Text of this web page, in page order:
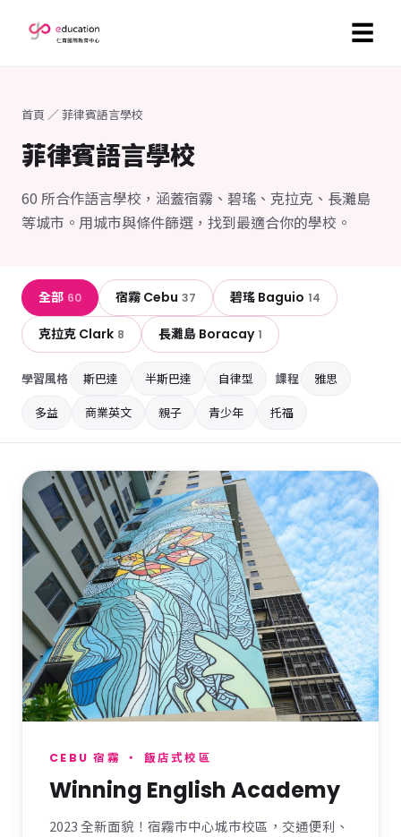
☰
首頁 ／ 菲律賓語言學校
菲律賓語言學校
60 所合作語言學校，涵蓋宿霧、碧瑤、克拉克、長灘島
等城市。用城市與條件篩選，找到最適合你的學校。
全部 60 宿霧 Cebu 37 碧瑤 Baguio 14
克拉克 Clark 8 長灘島 Boracay 1
學習風格 斯巴達 半斯巴達 自律型 課程
雅思
多益
商業英文 親子 青少年 托福
⭐ 精選首推
CEBU 宿霧 ・ 飯店式校區
Winning English Academy
2023 全新面貌！宿霧市中心城市校區，交通便利、